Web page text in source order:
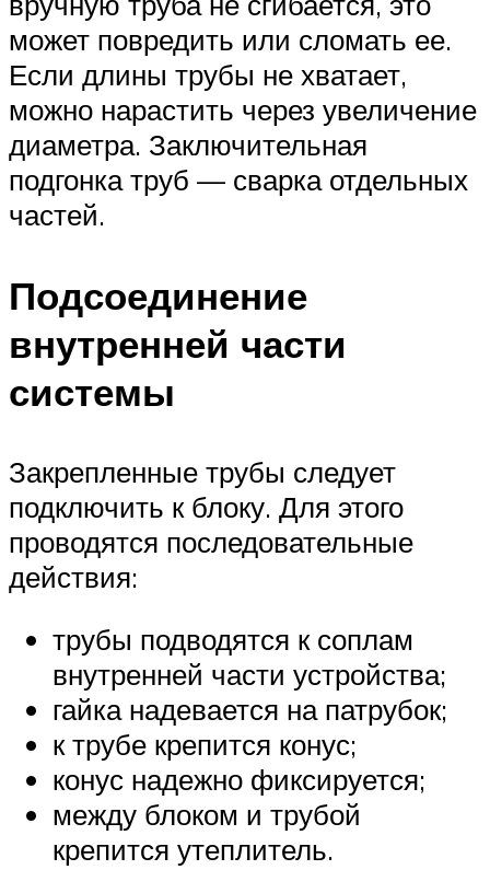
может повредить или сломать ее.
Если длины трубы не хватает,
можно нарастить через увеличение
диаметра. Заключительная
подгонка труб — сварка отдельных
частей.
Подсоединение
внутренней части
системы
Закрепленные трубы следует
подключить к блоку. Для этого
проводятся последовательные
действия:
трубы подводятся к соплам
внутренней части устройства;
гайка надевается на патрубок;
к трубе крепится конус;
конус надежно фиксируется;
между блоком и трубой
крепится утеплитель.